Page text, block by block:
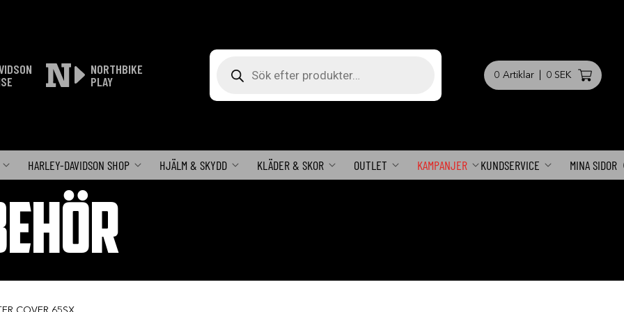
NORTHBIKE
PLAY
0 Artiklar 0 SEK
HARLEY-DAVIDSON SHOP HJÄLM & SKYDD KLÄDER & SKOR OUTLET KAMPANJER KUNDSERVICE MINA SIDOR